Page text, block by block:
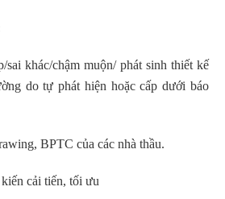
sai khác/chậm muộn/ phát sinh thiết kế
do tự phát hiện hoặc cấp dưới báo
BPTC của các nhà thầu.
cải tiến, tối ưu